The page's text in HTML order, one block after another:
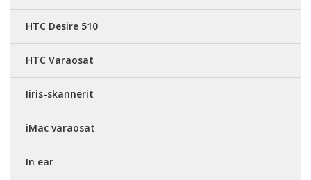
HTC Desire 510
HTC Varaosat
Iiris-skannerit
iMac varaosat
In ear